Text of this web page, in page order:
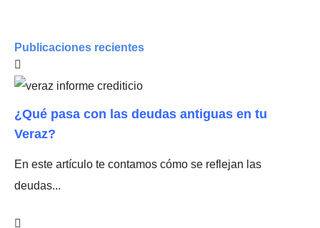
Publicaciones recientes
¿Qué pasa con las deudas antiguas en tu
Veraz?
En este artículo te contamos cómo se reflejan las
deudas...